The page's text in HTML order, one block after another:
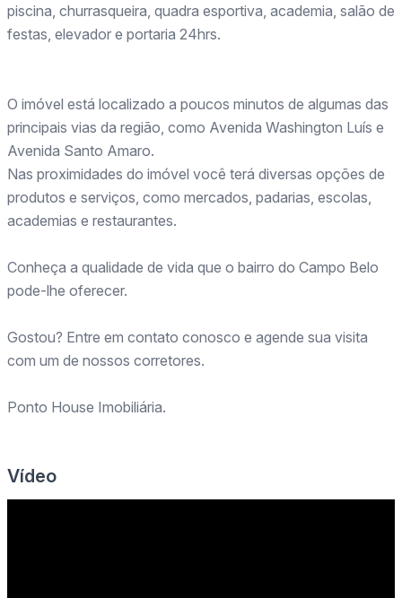
piscina, churrasqueira, quadra esportiva, academia, salão de
festas, elevador e portaria 24hrs.
O imóvel está localizado a poucos minutos de algumas das
principais vias da região, como Avenida Washington Luís e
Avenida Santo Amaro.
Nas proximidades do imóvel você terá diversas opções de
produtos e serviços, como mercados, padarias, escolas,
academias e restaurantes.
Conheça a qualidade de vida que o bairro do Campo Belo
pode-lhe oferecer.
Gostou? Entre em contato conosco e agende sua visita
com um de nossos corretores.
Ponto House Imobiliária.
Vídeo